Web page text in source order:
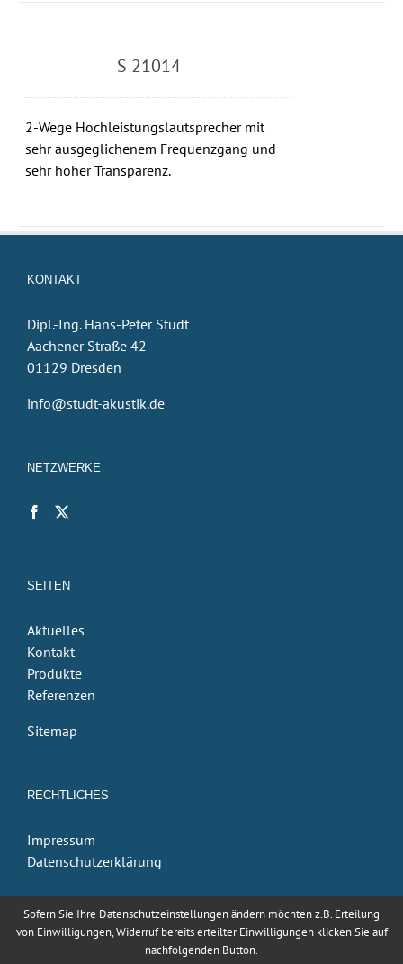
S 21014
2-Wege Hochleistungslautsprecher mit
sehr ausgeglichenem Frequenzgang und
sehr hoher Transparenz.
KONTAKT
Dipl.-Ing. Hans-Peter Studt
Aachener Straße 42
01129 Dresden
info@studt-akustik.de
NETZWERKE
SEITEN
Aktuelles
Kontakt
Produkte
Referenzen
Sitemap
RECHTLICHES
Impressum
Datenschutzerklärung
Sofern Sie Ihre Datenschutzeinstellungen ändern möchten z.B. Erteilung
von Einwilligungen, Widerruf bereits erteilter Einwilligungen klicken Sie auf
nachfolgenden Button.